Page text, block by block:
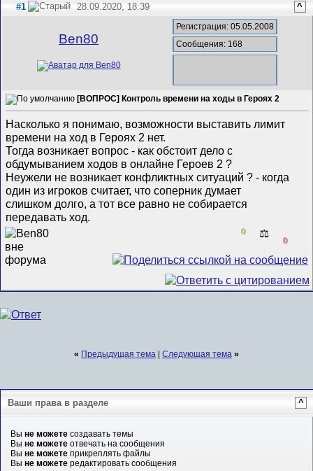
#1 28.09.2020, 18:39 ^
Ben80
Регистрация: 05.05.2008
Сообщения: 168
[ВОПРОС] Контроль времени на ходы в Героях 2
Насколько я понимаю, возможности выставить лимит
времени на ход в Героях 2 нет.
Тогда возникает вопрос - как обстоит дело с
обдумыванием ходов в онлайне Героев 2 ?
Неужели не возникает конфликтных ситуаций ? - когда
один из игроков считает, что соперник думает
слишком долго, а тот все равно не собирается
передавать ход.
0 ⚖️
0
« Предыдущая тема Следующая тема »
Ваши права в разделе ^
Вы не можетесоздавать темы
Вы не можетеотвечать на сообщения
Вы не можетеприкреплять файлы
Вы не можетередактировать сообщения